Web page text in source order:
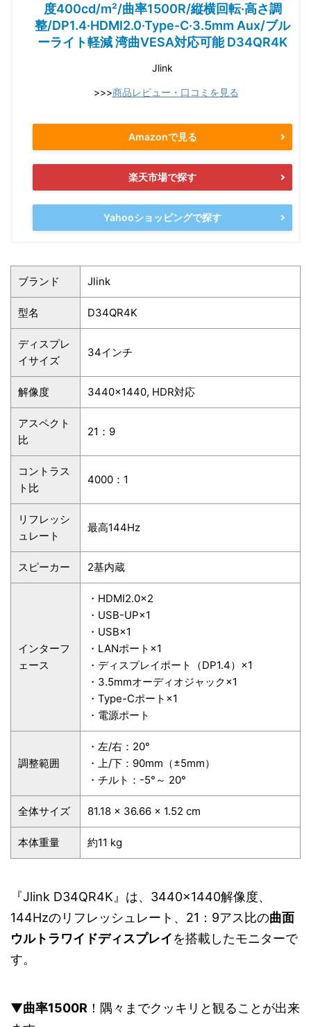
度400cd/m²/曲率1500R/縦横回転·高さ調
整/DP1.4·HDMI2.0·Type-C·3.5mm Aux/ブル
ーライト軽減 湾曲VESA対応可能 D34QR4K
Jlink
>>>商品レビュー・口コミを見る
Amazonで見る
楽天市場で探す
Yahooショッピングで探す
ブランド Jlink
型名 D34QR4K
ディスプレ
イサイズ
34インチ
解像度 3440×1440, HDR対応
アスペクト
比
21：9
コントラス
ト比
4000：1
リフレッシ
ュレート
最高144Hz
スピーカー 2基内蔵
インターフ
ェース
・HDMI2.0×2
・USB-UP×1
・USB×1
・LANポート×1
・ディスプレイポート（DP1.4）×1
・3.5mmオーディオジャック×1
・Type-Cポート×1
・電源ポート
調整範囲
・左/右：20°
・上/下：90mm（±5mm）
・チルト：-5°～ 20°
全体サイズ 81.18 x 36.66 x 1.52 cm
本体重量 約11 kg
『Jlink D34QR4K』は、3440×1440解像度、
144Hzのリフレッシュレート、21：9アス比の曲面
ウルトラワイドディスプレイを搭載したモニターで
す。
▼曲率1500R ！隅々までクッキリと観ることが出来